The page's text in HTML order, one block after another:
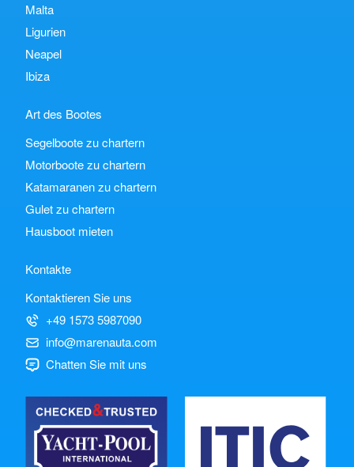
Malta
Ligurien
Neapel
Ibiza
Art des Bootes
Segelboote zu chartern
Motorboote zu chartern
Katamaranen zu chartern
Gulet zu chartern
Hausboot mieten
Kontakte
Kontaktieren Sie uns
+49 1573 5987090
info@marenauta.com
Chatten Sie mit uns